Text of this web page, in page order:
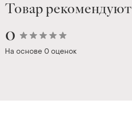
Товар рекомендуют
0
На основе 0 оценок